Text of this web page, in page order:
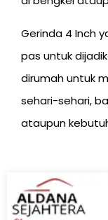
Gerinda 4 Inch
pas untuk
dirumah untuk
sehari-sehari,
ataupun